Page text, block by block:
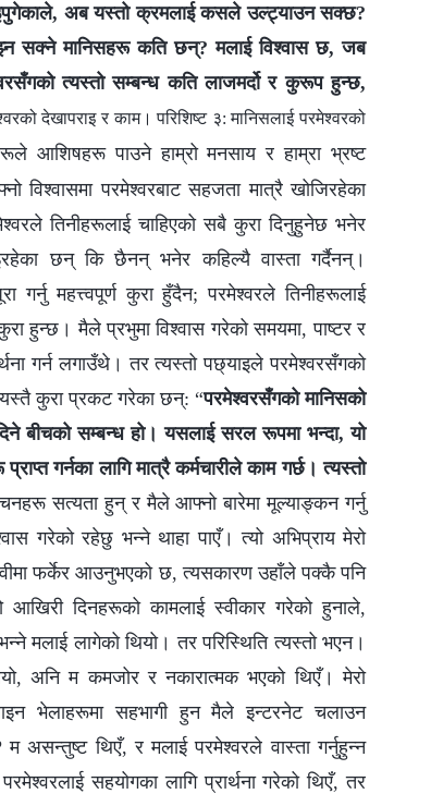
अब यस्तो क्रमलाई कसले उल्ट्याउन सक्छ?
सक्‍ने मानिसहरू कति छन्? मलाई विश्‍वास छ, जब
त्यस्तो सम्‍बन्ध कति लाजमर्दो र कुरूप हुन्छ,
देखापराइ र काम। परिशिष्ट ३: मानिसलाई परमेश्‍वरको
आशिषहरू पाउने हाम्रो मनसाय र हाम्रा भ्रष्ट
परमेश्‍वरबाट सहजता मात्रै खोजिरहेका
तिनीहरूलाई चाहिएको सबै कुरा दिनुहुनेछ भनेर
छन् कि छैनन् भनेर कहिल्यै वास्ता गर्दैनन्।
गर्नु महत्त्वपूर्ण कुरा हुँदैन; परमेश्‍वरले तिनीहरूलाई
हुन्छ। मैले प्रभुमा विश्‍वास गरेको समयमा, पाष्टर र
गर्न लगाउँथे। तर त्यस्तो पछ्याइले परमेश्‍वरसँगको
यस्तै कुरा प्रकट गरेका छन्: “परमेश्‍वरसँगको मानिसको
बीचको सम्‍बन्ध हो। यसलाई सरल रूपमा भन्दा, यो
गर्नका लागि मात्रै कर्मचारीले काम गर्छ। त्यस्तो
सत्यता हुन् र मैले आफ्‍नो बारेमा मूल्याङ्कन गर्नु
गरेको रहेछु भन्‍ने थाहा पाएँ। त्यो अभिप्राय मेरो
फर्केर आउनुभएको छ, त्यसकारण उहाँले पक्‍कै पनि
दिनहरूको कामलाई स्वीकार गरेको हुनाले,
मलाई लागेको थियो। तर परिस्थिति त्यस्तो भएन।
अनि म कमजोर र नकारात्मक भएको थिएँ। मेरो
भेलाहरूमा सहभागी हुन मैले इन्टरनेट चलाउन
असन्तुष्ट थिएँ, र मलाई परमेश्‍वरले वास्ता गर्नुहुन्‍न
सहयोगका लागि प्रार्थना गरेको थिएँ, तर